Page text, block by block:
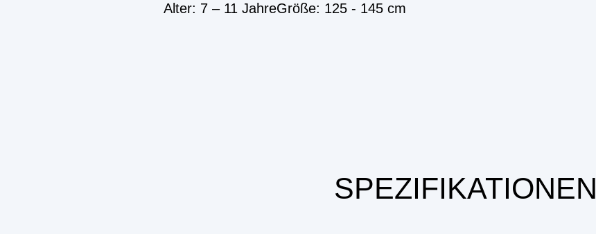
Alter: 7 – 11 JahreGröße: 125 - 145 cm
SPEZIFIKATIONEN